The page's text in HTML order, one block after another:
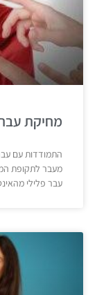
מחיקת
התמודדות עם
מעבר לתקופת
עבר פלילי